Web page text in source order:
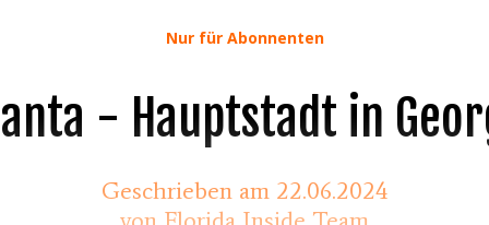
Nur für Abonnenten
- Hauptstadt in
Geschrieben am 22.06.2024